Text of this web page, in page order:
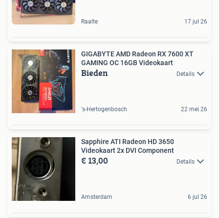
Raalte 17 jul 26
GIGABYTE AMD Radeon RX 7600 XT
GAMING OC 16GB Videokaart
Bieden Details
's-Hertogenbosch 22 mei 26
Sapphire ATI Radeon HD 3650
Videokaart 2x DVI Component
€ 13,00 Details
Amsterdam 6 jul 26